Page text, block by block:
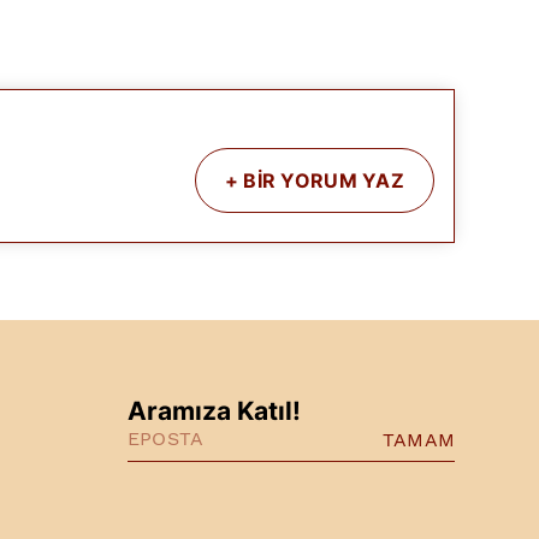
+ BİR YORUM YAZ
Aramıza Katıl!
TAMAM